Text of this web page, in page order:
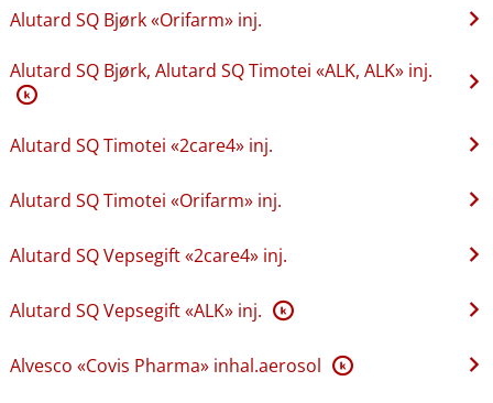
Alutard SQ Bjørk «Orifarm» inj.
Alutard SQ Bjørk, Alutard SQ Timotei «ALK, ALK» inj.
K
Alutard SQ Timotei «2care4» inj.
Alutard SQ Timotei «Orifarm» inj.
Alutard SQ Vepsegift «2care4» inj.
Alutard SQ Vepsegift «ALK» inj. K
Alvesco «Covis Pharma» inhal.aerosol K